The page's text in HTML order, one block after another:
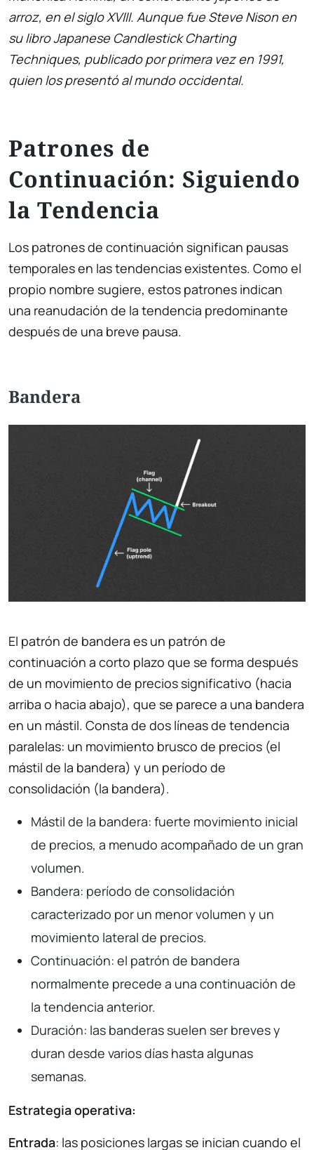
arroz, en el siglo XVIII. Aunque fue Steve Nison en
su libro Japanese Candlestick Charting
Techniques, publicado por primera vez en 1991,
quien los presentó al mundo occidental.
Patrones de
Continuación: Siguiendo
la Tendencia
Los patrones de continuación significan pausas
temporales en las tendencias existentes. Como el
propio nombre sugiere, estos patrones indican
una reanudación de la tendencia predominante
después de una breve pausa.
Bandera
El patrón de bandera es un patrón de
continuación a corto plazo que se forma después
de un movimiento de precios significativo (hacia
arriba o hacia abajo), que se parece a una bandera
en un mástil. Consta de dos líneas de tendencia
paralelas: un movimiento brusco de precios (el
mástil de la bandera) y un período de
consolidación (la bandera).
Mástil de la bandera: fuerte movimiento inicial
de precios, a menudo acompañado de un gran
volumen.
Bandera: período de consolidación
caracterizado por un menor volumen y un
movimiento lateral de precios.
Continuación: el patrón de bandera
normalmente precede a una continuación de
la tendencia anterior.
Duración: las banderas suelen ser breves y
duran desde varios días hasta algunas
semanas.
Estrategia operativa:
Entrada: las posiciones largas se inician cuando el